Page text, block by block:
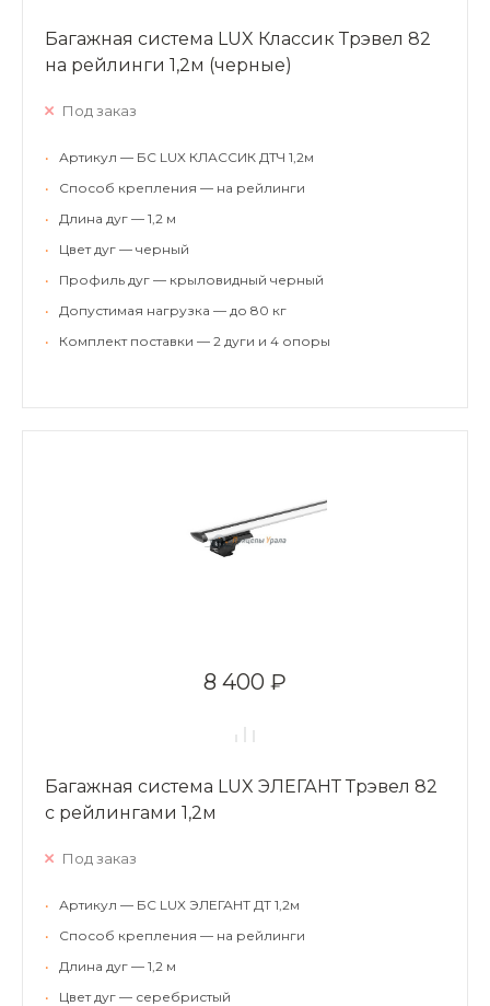
Багажная система LUX Классик Трэвел 82
на рейлинги 1,2м (черные)
Под заказ
•
Артикул — БС LUX КЛАССИК ДТЧ 1,2м
•
Способ крепления — на рейлинги
•
Длина дуг — 1,2 м
•
Цвет дуг — черный
•
Профиль дуг — крыловидный черный
•
Допустимая нагрузка — до 80 кг
•
Комплект поставки — 2 дуги и 4 опоры
8 400 ₽
Багажная система LUX ЭЛЕГАНТ Трэвел 82
с рейлингами 1,2м
Под заказ
•
Артикул — БС LUX ЭЛЕГАНТ ДТ 1,2м
•
Способ крепления — на рейлинги
•
Длина дуг — 1,2 м
•
Цвет дуг — серебристый